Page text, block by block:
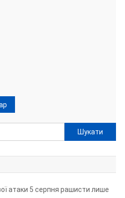
Пошук:
атаки 5 серпня рашисти лише